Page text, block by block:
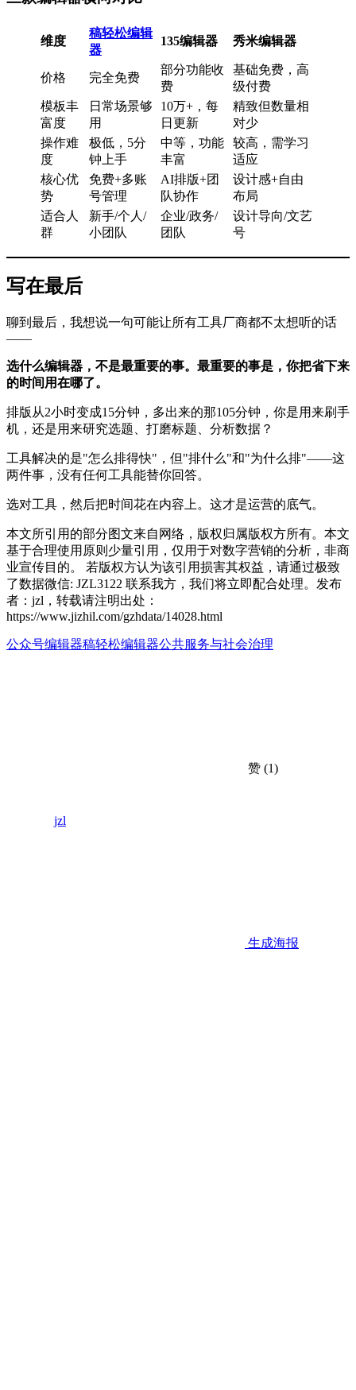
维度
稿轻松编辑
器
135编辑器 秀米编辑器
价格 完全免费
部分功能收
费
基础免费，高
级付费
模板丰
富度
日常场景够
用
10万+，每
日更新
精致但数量相
对少
操作难
度
极低，5分
钟上手
中等，功能
丰富
较高，需学习
适应
核心优
势
免费+多账
号管理
AI排版+团
队协作
设计感+自由
布局
适合人
群
新手/个人/
小团队
企业/政务/
团队
设计导向/文艺
号
写在最后
聊到最后，我想说一句可能让所有工具厂商都不太想听的话
——
选什么编辑器，不是最重要的事。最重要的事是，你把省下来
的时间用在哪了。
排版从2小时变成15分钟，多出来的那105分钟，你是用来刷手
机，还是用来研究选题、打磨标题、分析数据？
工具解决的是"怎么排得快"，但"排什么"和"为什么排"——这
两件事，没有任何工具能替你回答。
选对工具，然后把时间花在内容上。这才是运营的底气。
本文所引用的部分图文来自网络，版权归属版权方所有。本文
基于合理使用原则少量引用，仅用于对数字营销的分析，非商
业宣传目的。 若版权方认为该引用损害其权益，请通过极致
了数据微信: JZL3122 联系我方，我们将立即配合处理。发布
者：jzl，转载请注明出处：
https://www.jizhil.com/gzhdata/14028.html
公众号编辑器稿轻松编辑器公共服务与社会治理
赞 (1)
jzl
生成海报